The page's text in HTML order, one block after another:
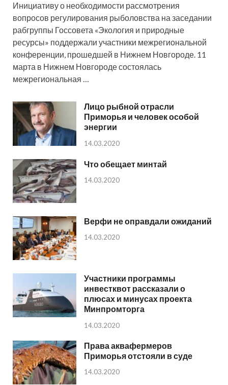
Инициативу о необходимости рассмотрения
вопросов регулирования рыболовства на заседании
рабгруппы Госсовета «Экология и природные
ресурсы» поддержали участники межрегиональной
конференции, прошедшей в Нижнем Новгороде. 11
марта в Нижнем Новгороде состоялась
межрегиональная …
Лицо рыбной отрасли
Приморья и человек особой
энергии
14.03.2020
Что обещает минтай
14.03.2020
Верфи не оправдали ожиданий
14.03.2020
Участники программы
инвестквот рассказали о
плюсах и минусах проекта
Минпромторга
14.03.2020
Права аквафермеров
Приморья отстояли в суде
14.03.2020